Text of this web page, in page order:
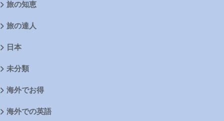
旅の知恵
旅の達人
日本
未分類
海外でお得
海外での英語